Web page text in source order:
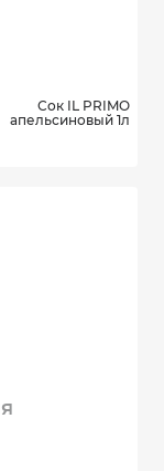
Сок IL PRIMO
апельсиновый 1л